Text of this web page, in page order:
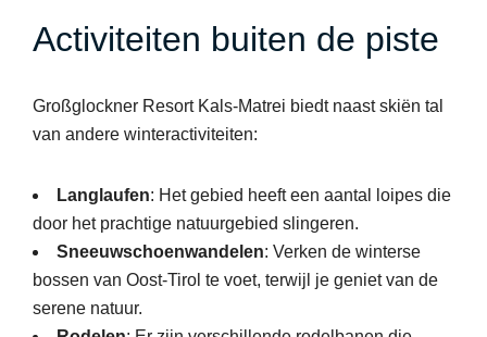
Activiteiten buiten de piste
Großglockner Resort Kals-Matrei biedt naast skiën tal
van andere winteractiviteiten:
Langlaufen: Het gebied heeft een aantal loipes die
door het prachtige natuurgebied slingeren.
Sneeuwschoenwandelen: Verken de winterse
bossen van Oost-Tirol te voet, terwijl je geniet van de
serene natuur.